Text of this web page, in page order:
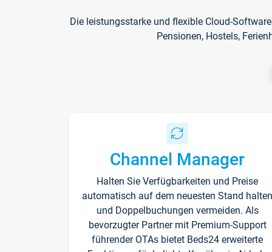
Die leistungsstarke und flexible Cloud-
Pensionen, Hostels,
Channel Manager
Halten Sie Verfügbarkeiten und Preise
automatisch auf dem neuesten Stand halten
und Doppelbuchungen vermeiden. Als
bevorzugter Partner mit Premium-Support
führender OTAs bietet Beds24 erweiterte